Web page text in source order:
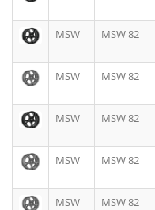
MSW MSW 82
MSW MSW 82
MSW MSW 82
MSW MSW 82
MSW MSW 82